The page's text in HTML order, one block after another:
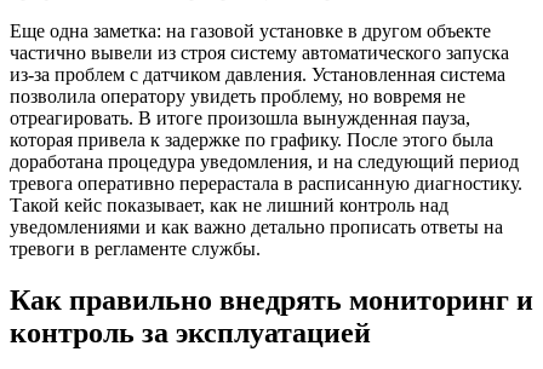
Еще одна заметка: на газовой установке в другом объекте
частично вывели из строя систему автоматического запуска
из-за проблем с датчиком давления. Установленная система
позволила оператору увидеть проблему, но вовремя не
отреагировать. В итоге произошла вынужденная пауза,
которая привела к задержке по графику. После этого была
доработана процедура уведомления, и на следующий период
тревога оперативно перерастала в расписанную диагностику.
Такой кейс показывает, как не лишний контроль над
уведомлениями и как важно детально прописать ответы на
тревоги в регламенте службы.
Как правильно внедрять мониторинг и
контроль за эксплуатацией